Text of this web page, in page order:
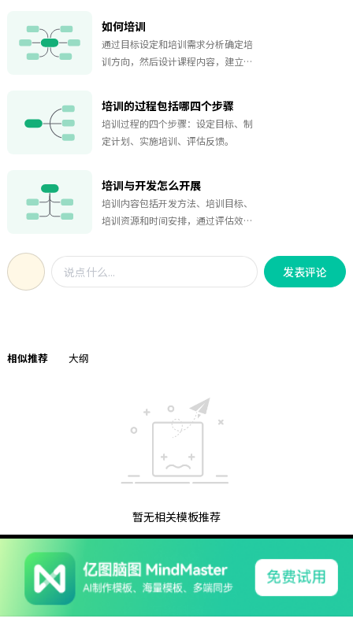
如何培训
通过目标设定和培训需求分析确定培
训方向，然后设计课程内容，建立师
间，最后评估培训效果。
培训的过程包括哪四个步骤
培训过程的四个步骤：设定目标、制
定计划、实施培训、评估反馈。
培训与开发怎么开展
培训内容包括开发方法、培训目标、
培训资源和时间安排，通过评估效果
成本预算。
发表评论
相似推荐 大纲
暂无相关模板推荐